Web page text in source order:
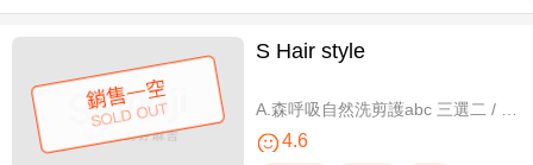
S Hair style
4.6